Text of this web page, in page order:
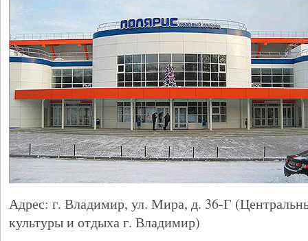
Адрес: г. Владимир, ул. Мира, д. 36-Г
культуры и отдыха г. Владимир)